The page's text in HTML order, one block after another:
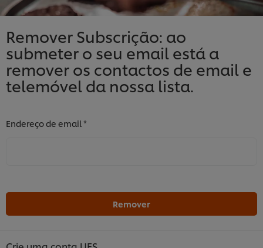
Remover Subscrição: ao
submeter o seu email está a
remover os contactos de email e
telemóvel da nossa lista.
Endereço de email*
Remover